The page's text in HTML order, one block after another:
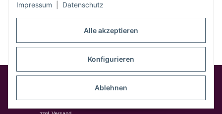
Alle akzeptieren
Konfigurieren
Ablehnen
Impressum Datenschutz
Google Analytics deaktivierenStatus: